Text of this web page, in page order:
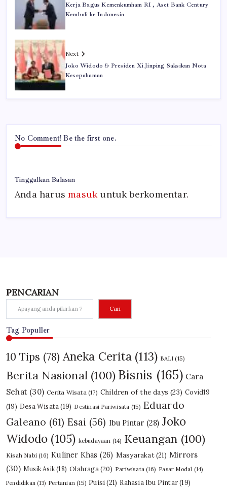
Kerja Bagus Kemenkumham RI , Aset Bank Century
Kembali ke Indonesia
Next
Joko Widodo & Presiden Xi Jinping Saksikan Nota
Kesepahaman
No Comment! Be the first one.
Tinggalkan Balasan
Anda harusmasukuntuk berkomentar.
PENCARIAN
Cari
Tag Populler
10 Tips (78) Aneka Cerita (113) BALI (15)
Berita Nasional (100) Bisnis (165) Cara
Sehat (30) Cerita Wisata (17) Children of the days (23) Covid19
(19) Desa Wisata (19) Destinasi Pariwisata (15) Eduardo
Galeano (61) Esai (56) Ibu Pintar (28) Joko
Widodo (105) kebudayaan (14) Keuangan (100)
Kisah Nabi (16) Kuliner Khas (26) Masyarakat(21) Mirrors
(30) Musik Asik (18) Olahraga(20) Pariwisata (16) Pasar Modal (14)
Pendidikan (13) Pertanian (15) Puisi(21) Rahasia Ibu Pintar(19)